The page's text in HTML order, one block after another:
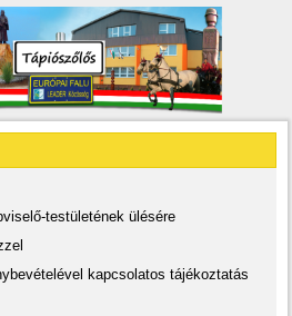
testületének ülésére
kapcsolatos tájékoztatás